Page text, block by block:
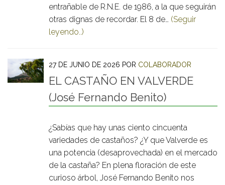
entrañable de R.N.E. de 1986, a la que seguirán
otras dignas de recordar. El 8 de… (Seguir
leyendo..)
27 DE JUNIO DE 2026 POR COLABORADOR
EL CASTAÑO EN VALVERDE
(José Fernando Benito)
¿Sabías que hay unas ciento cincuenta
variedades de castaños? ¿Y que Valverde es
una potencia (desaprovechada) en el mercado
de la castaña? En plena floración de este
curioso árbol, José Fernando Benito nos